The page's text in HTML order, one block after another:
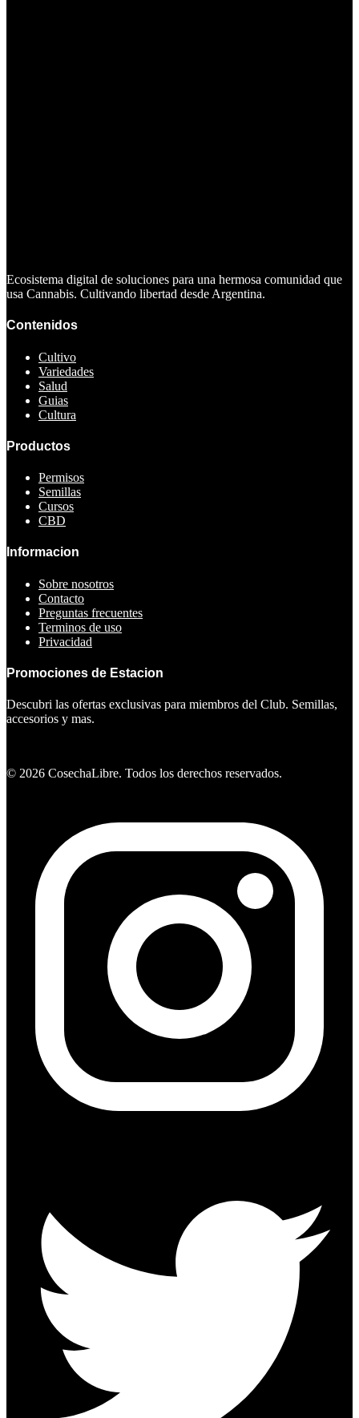
Ecosistema digital de soluciones para una hermosa comunidad que
usa Cannabis. Cultivando libertad desde Argentina.
Contenidos
Cultivo
Variedades
Salud
Guias
Cultura
Productos
Permisos
Semillas
Cursos
CBD
Informacion
Sobre nosotros
Contacto
Preguntas frecuentes
Terminos de uso
Privacidad
Promociones de Estacion
Descubri las ofertas exclusivas para miembros del Club. Semillas,
accesorios y mas.
© 2026 CosechaLibre. Todos los derechos reservados.